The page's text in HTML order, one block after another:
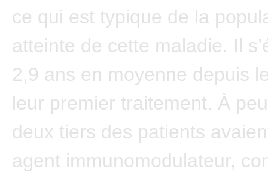
ce qui est typique de la
atteinte de cette maladie. Il
2,9 ans en moyenne depuis
leur premier traitement. À
deux tiers des patients
agent immunomodulateur,